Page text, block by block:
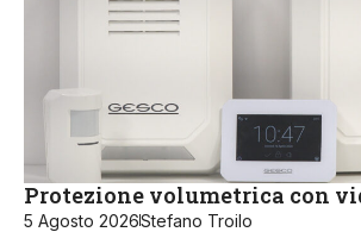
Protezione volumetrica con
5 Agosto 2026Stefano Troilo